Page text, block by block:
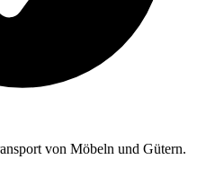
von Möbeln und Gütern.